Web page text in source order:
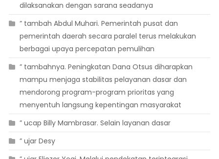
dilaksanakan dengan sarana seadanya
” tambah Abdul Muhari. Pemerintah pusat dan
pemerintah daerah secara paralel terus melakukan
berbagai upaya percepatan pemulihan
” tambahnya. Peningkatan Dana Otsus diharapkan
mampu menjaga stabilitas pelayanan dasar dan
mendorong program-program prioritas yang
menyentuh langsung kepentingan masyarakat
” ucap Billy Mambrasar. Selain layanan dasar
” ujar Desy